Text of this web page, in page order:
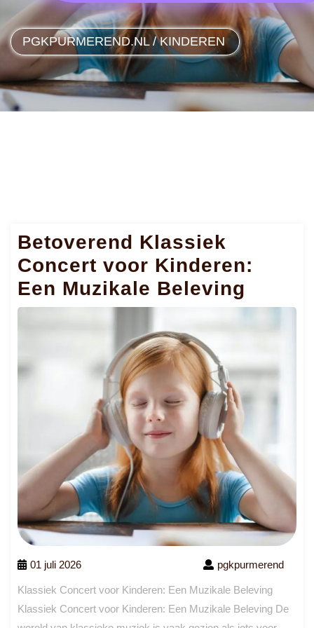
PGKPURMEREND.NL /KINDEREN
Betoverend Klassiek
Concert voor Kinderen:
Een Muzikale Beleving
01 juli 2026 pgkpurmerend
Klassiek Concert voor Kinderen: Een Muzikale Beleving
Klassiek Concert voor Kinderen: Een Muzikale Beleving De